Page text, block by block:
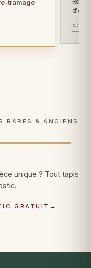
tramage
RARES & ANCIENS
unique ? Tout tapis
GRATUIT →